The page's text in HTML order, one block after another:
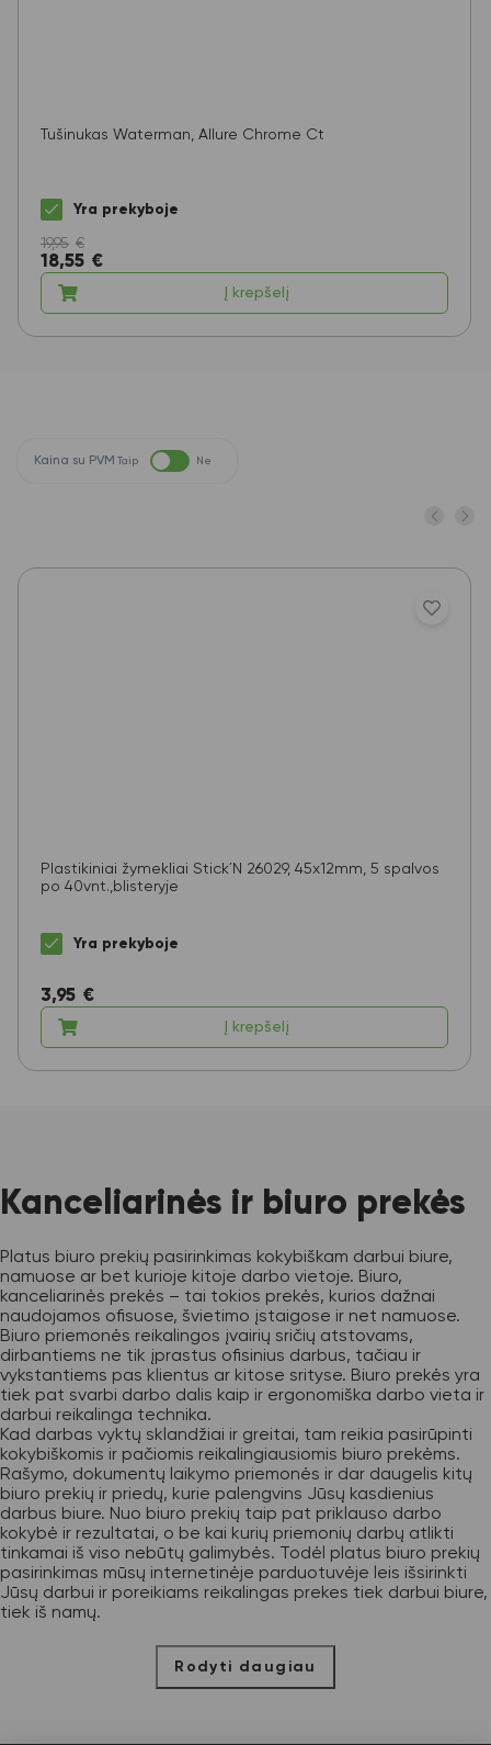
Tušinukas Waterman, Allure Chrome Ct
Yra prekyboje
19,95 €
18,55 €
Į krepšelį
Kaina su PVM Taip Ne
Plastikiniai žymekliai Stick´N 26029, 45x12mm, 5 spalvos
po 40vnt.,blisteryje
Yra prekyboje
3,95 €
Į krepšelį
Kanceliarinės ir biuro prekės
Platus biuro prekių pasirinkimas kokybiškam darbui biure,
namuose ar bet kurioje kitoje darbo vietoje. Biuro,
kanceliarinės prekės – tai tokios prekės, kurios dažnai
naudojamos ofisuose, švietimo įstaigose ir net namuose.
Biuro priemonės reikalingos įvairių sričių atstovams,
dirbantiems ne tik įprastus ofisinius darbus, tačiau ir
vykstantiems pas klientus ar kitose srityse. Biuro prekės yra
tiek pat svarbi darbo dalis kaip ir ergonomiška darbo vieta ir
darbui reikalinga technika.
Kad darbas vyktų sklandžiai ir greitai, tam reikia pasirūpinti
kokybiškomis ir pačiomis reikalingiausiomis biuro prekėms.
Rašymo, dokumentų laikymo priemonės ir dar daugelis kitų
biuro prekių ir priedų, kurie palengvins Jūsų kasdienius
darbus biure. Nuo biuro prekių taip pat priklauso darbo
kokybė ir rezultatai, o be kai kurių priemonių darbų atlikti
tinkamai iš viso nebūtų galimybės. Todėl platus biuro prekių
pasirinkimas mūsų internetinėje parduotuvėje leis išsirinkti
Jūsų darbui ir poreikiams reikalingas prekes tiek darbui biure,
tiek iš namų.
Rodyti daugiau